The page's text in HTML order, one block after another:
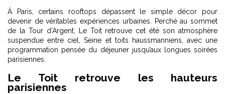
À Paris, certains rooftops dépassent le simple décor pour
devenir de véritables expériences urbaines. Perché au sommet
de la Tour d’Argent, Le Toit retrouve cet été son atmosphère
suspendue entre ciel, Seine et toits haussmanniens, avec une
programmation pensée du déjeuner jusqu’aux longues soirées
parisiennes.
Le Toit retrouve les hauteurs
parisiennes